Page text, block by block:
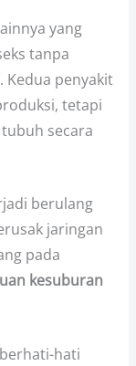
yang
tanpa
. Kedua penyakit
tetapi
secara
berulang
jaringan
pada
kesuburan
hati